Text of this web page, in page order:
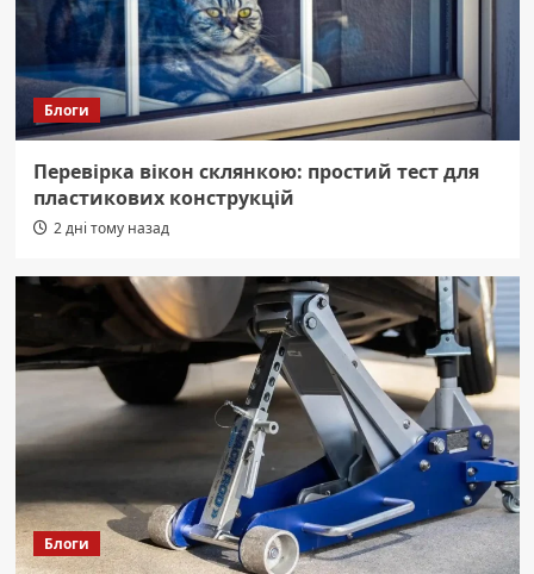
Блоги
Перевірка вікон склянкою: простий тест для
пластикових конструкцій
2 дні тому назад
Блоги